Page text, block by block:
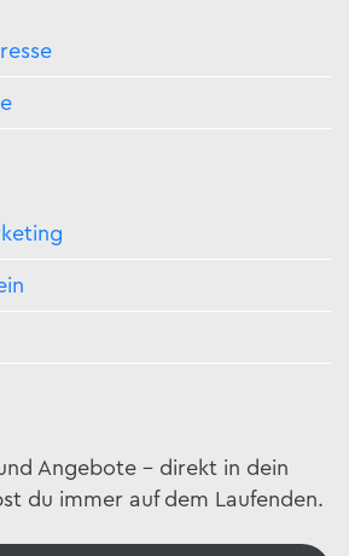
Angebote – direkt in dein
du immer auf dem Laufenden.